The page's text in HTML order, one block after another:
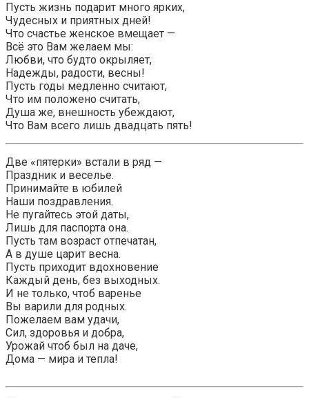
Пусть жизнь подарит много ярких,
Чудесных и приятных дней!
Что счастье женское вмещает —
Всё это Вам желаем мы:
Любви, что будто окрыляет,
Надежды, радости, весны!
Пусть годы медленно считают,
Что им положено считать,
Душа же, внешность убеждают,
Что Вам всего лишь двадцать пять!
Две «пятерки» встали в ряд —
Праздник и веселье.
Принимайте в юбилей
Наши поздравления.
Не пугайтесь этой даты,
Лишь для паспорта она.
Пусть там возраст отпечатан,
А в душе царит весна.
Пусть приходит вдохновение
Каждый день, без выходных.
И не только, чтоб варенье
Вы варили для родных.
Пожелаем вам удачи,
Сил, здоровья и добра,
Урожай чтоб был на даче,
Дома — мира и тепла!